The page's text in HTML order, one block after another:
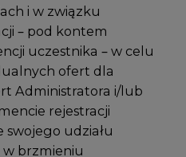
i w związku
– pod kontem
uczestnika – w celu
ofert dla
Administratora i/lub
rejestracji
udziału
w brzmieniu